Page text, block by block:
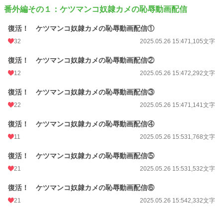
番外編その１：ケツマンコ奴隷カメの恥辱動画配信
復活！ ケツマンコ奴隷カメの恥辱動画配信①
32 2025.05.26 15:471,105文字
復活！ ケツマンコ奴隷カメの恥辱動画配信②
12 2025.05.26 15:472,292文字
復活！ ケツマンコ奴隷カメの恥辱動画配信③
22 2025.05.26 15:471,141文字
復活！ ケツマンコ奴隷カメの恥辱動画配信④
11 2025.05.26 15:531,768文字
復活！ ケツマンコ奴隷カメの恥辱動画配信⑤
21 2025.05.26 15:531,532文字
復活！ ケツマンコ奴隷カメの恥辱動画配信⑥
21 2025.05.26 15:542,332文字